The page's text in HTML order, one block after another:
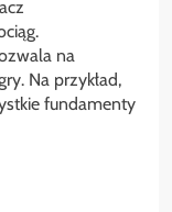
na
Na przykład,
fundamenty